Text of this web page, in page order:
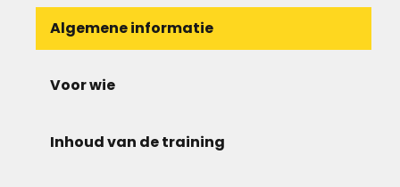
Algemene informatie
Voor wie
Inhoud van de training